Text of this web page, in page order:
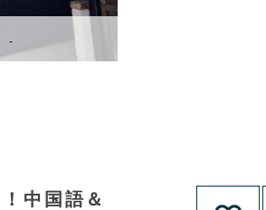
-
中国語＆